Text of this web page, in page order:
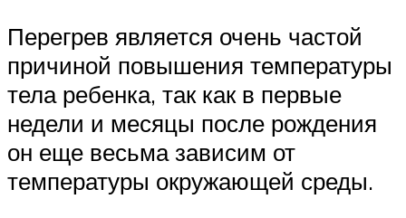
Перегрев является очень частой
причиной повышения температуры
тела ребенка, так как в первые
недели и месяцы после рождения
он еще весьма зависим от
температуры окружающей среды.